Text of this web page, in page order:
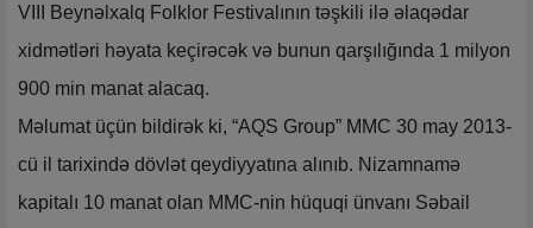
VIII Beynəlxalq Folklor Festivalının təşkili ilə əlaqədar
xidmətləri həyata keçirəcək və bunun qarşılığında 1 milyon
900 min manat alacaq.
Məlumat üçün bildirək ki, “AQS Group” MMC 30 may 2013-
cü il tarixində dövlət qeydiyyatına alınıb. Nizamnamə
kapitalı 10 manat olan MMC-nin hüquqi ünvanı Səbail